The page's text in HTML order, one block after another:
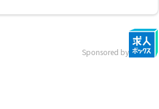
Sponsored by